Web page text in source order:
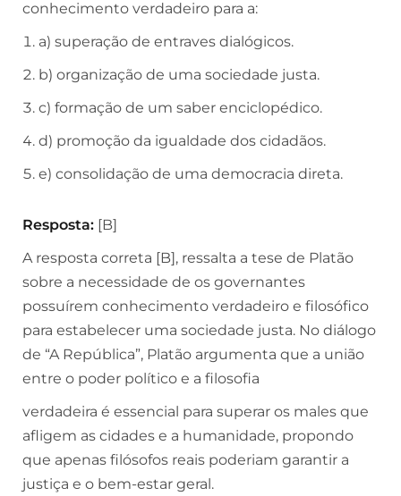
conhecimento verdadeiro para a:
a) superação de entraves dialógicos.
b) organização de uma sociedade justa.
c) formação de um saber enciclopédico.
d) promoção da igualdade dos cidadãos.
e) consolidação de uma democracia direta.
Resposta: [B]
A resposta correta [B], ressalta a tese de Platão
sobre a necessidade de os governantes
possuírem conhecimento verdadeiro e filosófico
para estabelecer uma sociedade justa. No diálogo
de “A República”, Platão argumenta que a união
entre o poder político e a filosofia
verdadeira é essencial para superar os males que
afligem as cidades e a humanidade, propondo
que apenas filósofos reais poderiam garantir a
justiça e o bem-estar geral.